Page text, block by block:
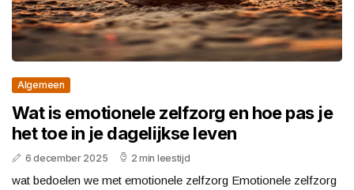
Algemeen
Wat is emotionele zelfzorg en hoe pas je
het toe in je dagelijkse leven
6 december 2025 2 min leestijd
wat bedoelen we met emotionele zelfzorg Emotionele zelfzorg